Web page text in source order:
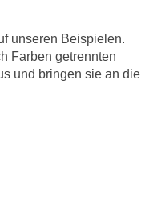
unseren Beispielen.
Farben getrennten
und bringen sie an die